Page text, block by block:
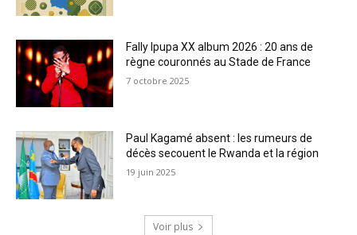
Fally Ipupa XX album 2026 : 20 ans de
règne couronnés au Stade de France
7 octobre 2025
Paul Kagamé absent : les rumeurs de
décès secouent le Rwanda et la région
19 juin 2025
Voir plus